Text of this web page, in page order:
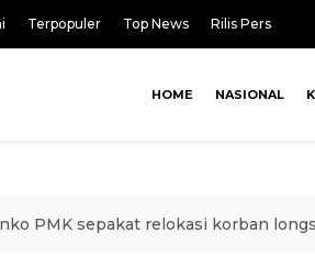
Terpopuler Top News Rilis Pers
HOME NASIONAL
PMK sepakat relokasi korban